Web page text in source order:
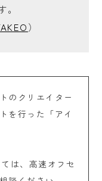
）
のクリエイター
を行った「アイ
は、高速オフセ